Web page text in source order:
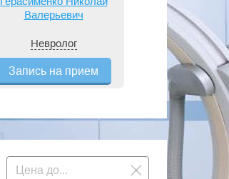
Валерьевич
Невролог
Запись на прием
Терапевт
Запись на